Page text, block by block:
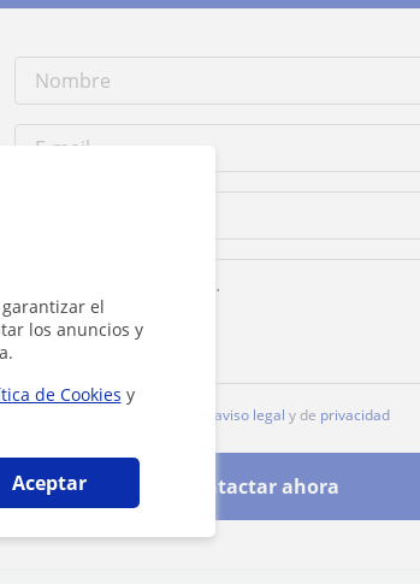
el
los anuncios y
de Cookies y
Aceptar
aviso legal y de privacidad
Contactar ahora